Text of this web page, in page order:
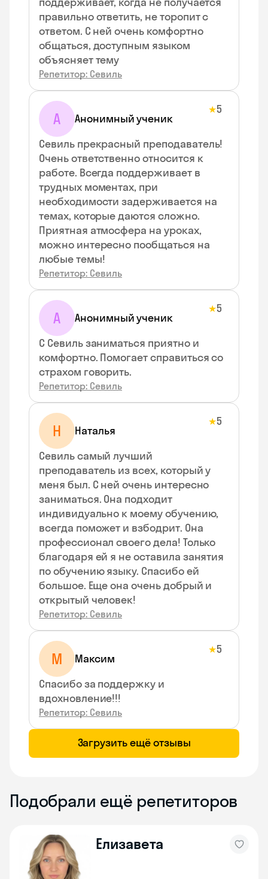
правильно ответить, не торопит с
ответом. С ней очень комфортно
общаться, доступным языком
объясняет тему
Репетитор: Севиль
А Анонимный ученик
★5
Севиль прекрасный преподаватель!
Очень ответственно относится к
работе. Всегда поддерживает в
трудных моментах, при
необходимости задерживается на
темах, которые даются сложно.
Приятная атмосфера на уроках,
можно интересно пообщаться на
любые темы!
Репетитор: Севиль
А Анонимный ученик
★5
С Севиль заниматься приятно и
комфортно. Помогает справиться со
страхом говорить.
Репетитор: Севиль
Н Наталья
★5
Севиль самый лучший
преподаватель из всех, который у
меня был. С ней очень интересно
заниматься. Она подходит
индивидуально к моему обучению,
всегда поможет и взбодрит. Она
профессионал своего дела! Только
благодаря ей я не оставила занятия
по обучению языку. Спасибо ей
большое. Еще она очень добрый и
открытый человек!
Репетитор: Севиль
М Максим
★5
Спасибо за поддержку и
вдохновление!!!
Репетитор: Севиль
Загрузить ещё отзывы
Подобрали ещё репетиторов
Елизавета